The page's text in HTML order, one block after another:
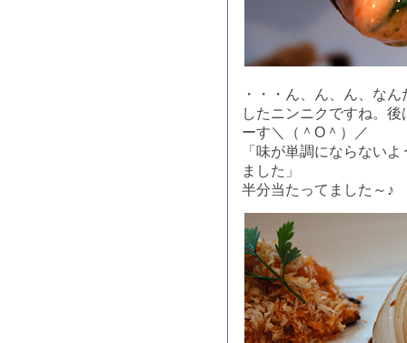
・・・ん、ん、ん、な
したニンニクですね。
ーす＼（＾O＾）／
「味が単調にならない
ました」
半分当たってました～♪